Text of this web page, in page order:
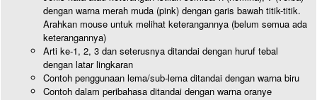
dengan warna merah muda (pink) dengan garis bawah titik-titik.
Arahkan mouse untuk melihat keterangannya (belum semua ada
keterangannya)
Arti ke-1, 2, 3 dan seterusnya ditandai dengan huruf tebal
dengan latar lingkaran
Contoh penggunaan lema/sub-lema ditandai dengan warna biru
Contoh dalam peribahasa ditandai dengan warna oranye